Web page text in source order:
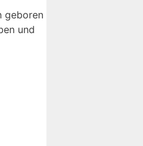
geboren
und